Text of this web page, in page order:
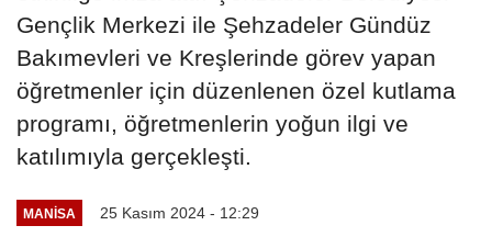
Gençlik Merkezi ile Şehzadeler Gündüz
Bakımevleri ve Kreşlerinde görev yapan
öğretmenler için düzenlenen özel kutlama
programı, öğretmenlerin yoğun ilgi ve
katılımıyla gerçekleşti.
MANİSA 25 Kasım 2024 - 12:29